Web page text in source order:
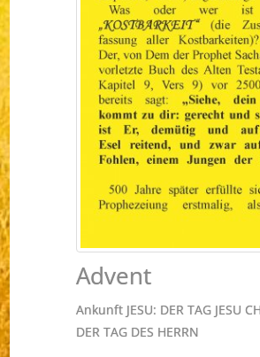
Advent
Ankunft JESU: DER TAG JESU
DER TAG DES HERRN